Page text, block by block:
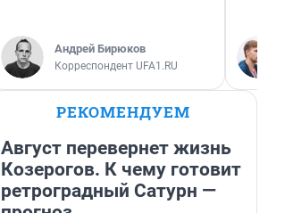
Андрей Бирюков
Корреспондент UFA1.RU
РЕКОМЕНДУЕМ
Август перевернет жизнь
Козерогов. К чему готовит
ретроградный Сатурн —